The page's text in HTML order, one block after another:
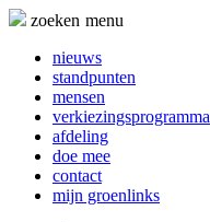
Naar
inhoud
springen
zoeken menu
nieuws
standpunten
mensen
verkiezingsprogramma
afdeling
doe mee
contact
mijn groenlinks